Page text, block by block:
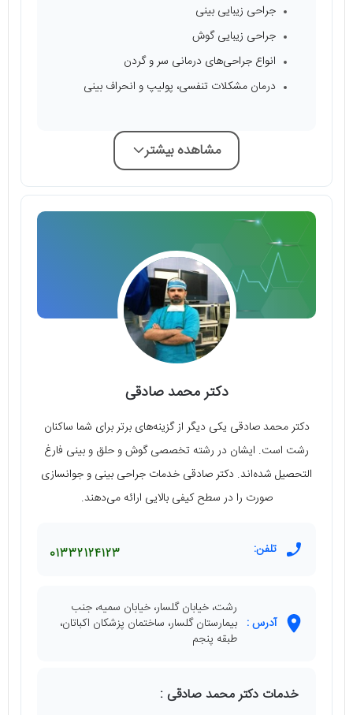
جراحی زیبایی بینی
جراحی زیبایی گوش
انواع جراحی‌های درمانی سر و گردن
درمان مشکلات تنفسی، پولیپ و انحراف بینی
مشاهده بیشتر
دکتر محمد صادقی
دکتر محمد صادقی یکی دیگر از گزینه‌های برتر برای شما ساکنان
رشت است. ایشان در رشته تخصصی گوش و حلق و بینی فارغ
التحصیل شده‌اند. دکتر صادقی خدمات جراحی بینی و جوانسازی
صورت را در سطح کیفی بالایی ارائه می‌دهند.
تلفن: 01332124123
آدرس :
رشت، خیابان گلسار، خیابان سمیه، جنب
بیمارستان گلسار، ساختمان پزشکان اکباتان،
طبقه پنجم
خدمات دکتر محمد صادقی :